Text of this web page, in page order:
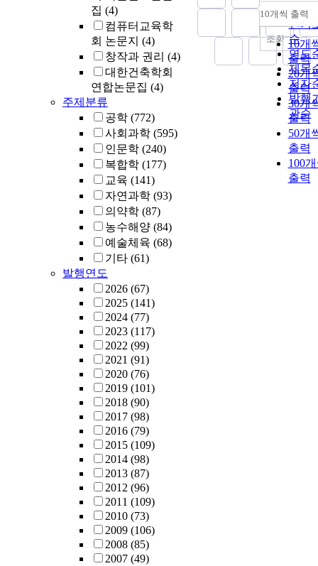
집 (4)
컴퓨터교육학
회 논문지 (4)
창작과 권리 (4)
대한건축학회
연합논문집 (4)
주제분류
공학 (772)
사회과학 (595)
인문학 (240)
복합학 (177)
교육 (141)
자연과학 (93)
의약학 (87)
농수해양 (84)
예술체육 (68)
기타 (61)
발행연도
2026 (67)
2025 (141)
2024 (77)
2023 (117)
2022 (99)
2021 (91)
2020 (76)
2019 (101)
2018 (90)
2017 (98)
2016 (79)
2015 (109)
2014 (98)
2013 (87)
2012 (96)
2011 (109)
2010 (73)
2009 (106)
2008 (85)
2007 (49)
순
인기
순
연도
제목
저자
발행
관순
내림
10개씩 출력
10개
출력
20개
출력
30개
출력
50개
출력
100
출력
조회